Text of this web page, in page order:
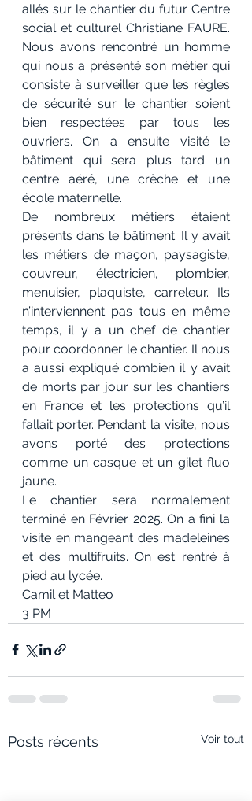
allés sur le chantier du futur Centre
social et culturel Christiane FAURE.
Nous avons rencontré un homme
qui nous a présenté son métier qui
consiste à surveiller que les règles
de sécurité sur le chantier soient
bien respectées par tous les
ouvriers. On a ensuite visité le
bâtiment qui sera plus tard un
centre aéré, une crèche et une
école maternelle.
De nombreux métiers étaient
présents dans le bâtiment. Il y avait
les métiers de maçon, paysagiste,
couvreur, électricien, plombier,
menuisier, plaquiste, carreleur. Ils
n’interviennent pas tous en même
temps, il y a un chef de chantier
pour coordonner le chantier. Il nous
a aussi expliqué combien il y avait
de morts par jour sur les chantiers
en France et les protections qu’il
fallait porter. Pendant la visite, nous
avons porté des protections
comme un casque et un gilet fluo
jaune.
Le chantier sera normalement
terminé en Février 2025. On a fini la
visite en mangeant des madeleines
et des multifruits. On est rentré à
pied au lycée.
Camil et Matteo
3 PM
Posts récents Voir tout